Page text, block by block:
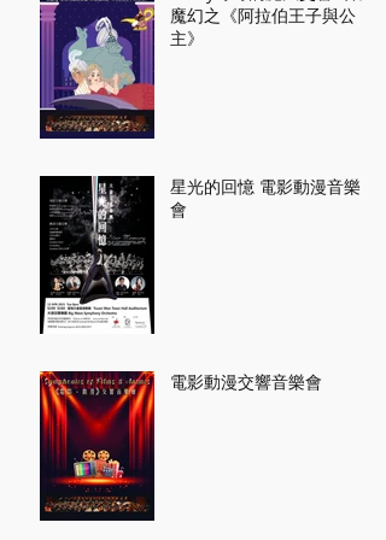
魔幻之《阿拉伯王子與公
主》
星光的回憶 電影動漫音樂
會
電影動漫交響音樂會